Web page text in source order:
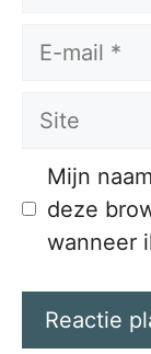
E-
Site
Mijn
deze
wanneer